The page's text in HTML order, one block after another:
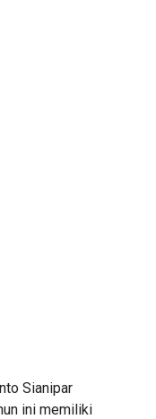
Sianipar
ini memiliki